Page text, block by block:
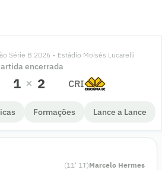
Série B 2026 • Estádio Moisés Lucarelli
encerrada
1 2 CRI
Formações Lance a Lance
(11 ' 1T)Marcelo Hermes